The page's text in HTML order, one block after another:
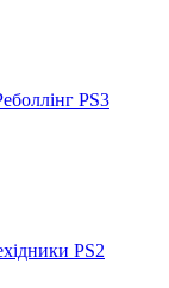
PS3
PS2